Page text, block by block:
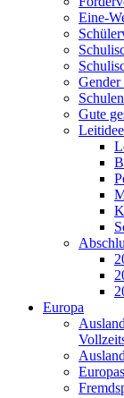
Eine-
Gute
Europa